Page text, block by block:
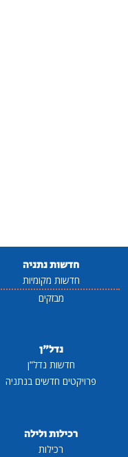
חדשות נתניה
חדשות מקומיות
מבזקים
נדל"ן
חדשות נדל"ן
פרויקטים חדשים בנתניה
רכילות ולילה
רכילות